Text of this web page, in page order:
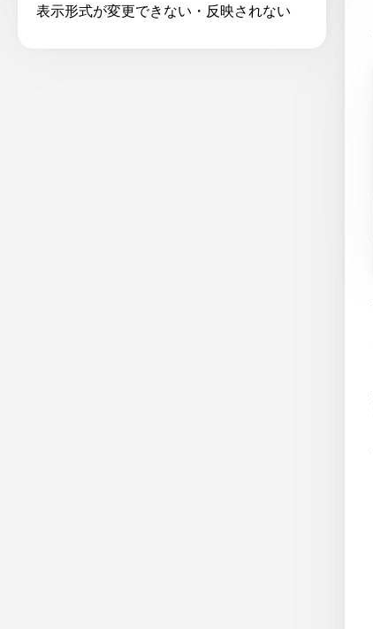
表示形式が変更できない・反映されない